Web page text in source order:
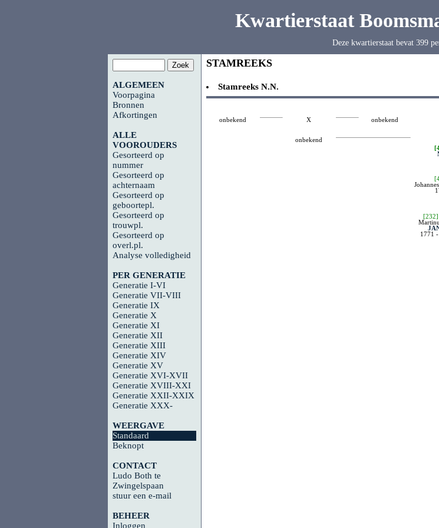
Kwartierstaat
Deze kwartierstaat bevat 399
ALGEMEEN
Voorpagina
Bronnen
Afkortingen
ALLE
VOOROUDERS
Gesorteerd op
nummer
Gesorteerd op
achternaam
Gesorteerd op
geboortepl.
Gesorteerd op
trouwpl.
Gesorteerd op
overl.pl.
Analyse volledigheid
PER GENERATIE
Generatie I-VI
Generatie VII-VIII
Generatie IX
Generatie X
Generatie XI
Generatie XII
Generatie XIII
Generatie XIV
Generatie XV
Generatie XVI-XVII
Generatie XVIII-XXI
Generatie XXII-XXIX
Generatie XXX-
WEERGAVE
Standaard
Beknopt
CONTACT
Ludo Both te
Zwingelspaan
stuur een e-mail
BEHEER
Inloggen
STAMREEKS
Stamreeks N.N.
onbekend X onbekend
onbekend
Johannes
[232]
1771